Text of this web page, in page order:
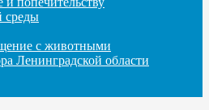
среды
с животными
Ленинградской области